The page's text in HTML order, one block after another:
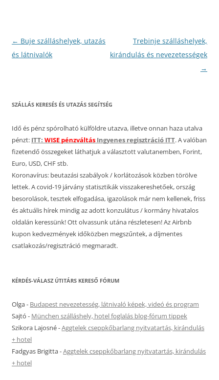
Bejegyzés
navigáció
← Buje szálláshelyek, utazás
és látnivalók
Trebinje szálláshelyek,
kirándulás és nevezetességek
→
SZÁLLÁS KERESÉS ÉS UTAZÁS SEGÍTSÉG
Idő és pénz spórolható külföldre utazva, illetve onnan haza utalva
pénzt: ITT: WISE pénzváltás Ingyenes regisztráció ITT. A valóban
fizetendő összegeket láthatjuk a választott valutanemben, Forint,
Euro, USD, CHF stb.
Koronavírus: beutazási szabályok / korlátozások közben törölve
lettek. A covid-19 járvány statisztikák visszakereshetőek, ország
besorolások, tesztek elfogadása, igazolások már nem kellenek, friss
és aktuális hírek mindig az adott konzulátus / kormány hivatalos
oldalán keressünk! Ott olvassunk utána részletesen! Az Airbnb
kupon kedvezmények időközben megszűntek, a díjmentes
csatlakozás/regisztráció megmaradt.
KÉRDÉS-VÁLASZ ÚTITÁRS KERESŐ FÓRUM
Olga- Budapest nevezetesség, látnivaló képek, videó és program
Sajtó - München szálláshely, hotel foglalás blog-fórum tippek
Szikora Lajosné-Aggtelek cseppkőbarlang nyitvatartás, kirándulás
+ hotel
Fadgyas Brigitta-Aggtelek cseppkőbarlang nyitvatartás, kirándulás
+ hotel